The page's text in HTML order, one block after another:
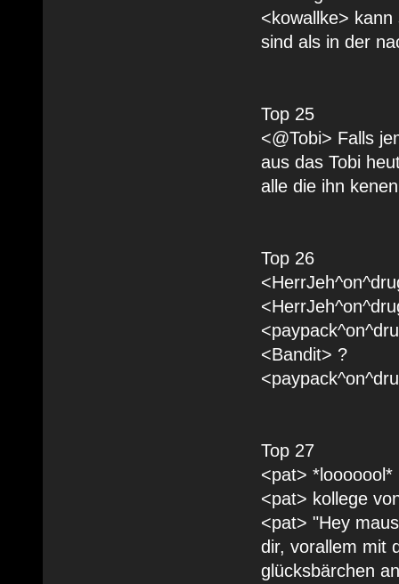
<kowallke>
sind als in der
Top 25
<@Tobi> Falls
aus das Tobi
alle die ihn
Top 26
<Bandit> ?
Top 27
<pat>
<pat> kollege
<pat> "Hey
dir, vorallem mit
glücksbärchen